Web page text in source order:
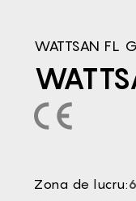
PL -
PT -
EL -
WATTSAN FL
Zona de lucru: